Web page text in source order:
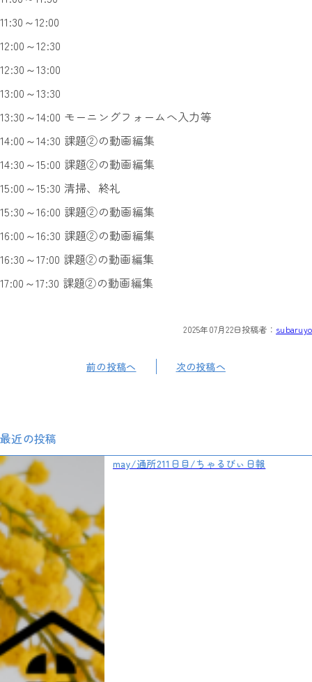
11:30～12:00
12:00～12:30
12:30～13:00
13:00～13:30
13:30～14:00 モーニングフォームへ入力等
14:00～14:30 課題②の動画編集
14:30～15:00 課題②の動画編集
15:00～15:30 清掃、終礼
15:30～16:00 課題②の動画編集
16:00～16:30 課題②の動画編集
16:30～17:00 課題②の動画編集
17:00～17:30 課題②の動画編集
2025年07月22日投稿者： subaruyo
前の投稿へ 次の投稿へ
最近の投稿
may/通所211日目/ちゃるびぃ日報